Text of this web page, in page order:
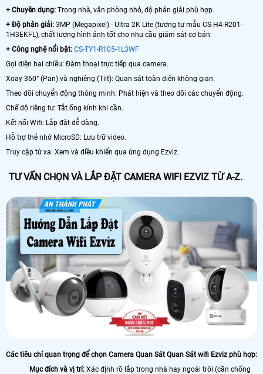
+ Chuyên dụng: Trong nhà, văn phòng nhỏ, độ phân giải phù hợp.
+ Độ phân giải: 3MP (Megapixel) - Ultra 2K Lite (tương tự mẫu CS-H4-R201-
1H3EKFL), chất lượng hình ảnh tốt cho nhu cầu giám sát cơ bản.
+ Công nghệ nổi bật: CS-TY1-R105-1L3WF
Gọi điện hai chiều: Đàm thoại trực tiếp qua camera.
Xoay 360° (Pan) và nghiêng (Tilt): Quan sát toàn diện không gian.
Theo dõi chuyển động thông minh: Phát hiện và theo dõi các chuyển động.
Chế độ riêng tư: Tắt ống kính khi cần.
Kết nối Wifi: Lắp đặt dễ dàng.
Hỗ trợ thẻ nhớ MicroSD: Lưu trữ video.
Truy cập từ xa: Xem và điều khiển qua ứng dụng Ezviz.
TƯ VẤN CHỌN VÀ LẮP ĐẶT CAMERA WIFI EZVIZ TỪ A-Z.
Các tiêu chí quan trọng để chọn Camera Quan Sát Quan Sát wifi Ezviz phù hợp:
Mục đích và vị trí: Xác định rõ lắp trong nhà hay ngoài trời (cần chống